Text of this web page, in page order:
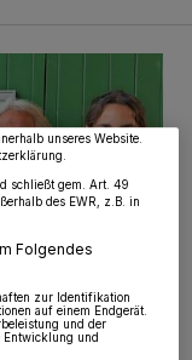
gewürdigt
aufgeführten
und Anzeigen
dieses Menü jederzeit
Ihre Einwilligung zu
am unteren
unseres Website.
schließt gem. Art. 49
des EWR, z.B. in
Folgendes
zur Identifikation
auf einem Endgerät.
und der
Entwicklung und